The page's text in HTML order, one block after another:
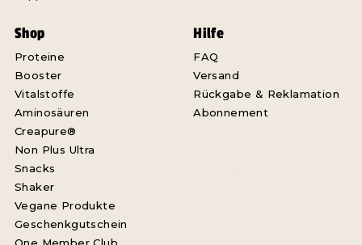
Shop
Proteine
Booster
Vitalstoffe
Aminosäuren
Creapure®
Non Plus Ultra
Snacks
Shaker
Vegane Produkte
Geschenkgutschein
Hilfe
FAQ
Versand
Rückgabe & Reklamation
Abonnement